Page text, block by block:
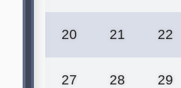
20 21 22
27 28 29